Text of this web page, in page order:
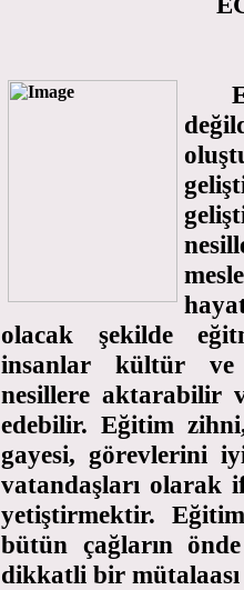
olacak şekilde
insanlar kültür ve
nesillere aktarabilir
edebilir. Eğitim
gayesi, görevlerini
vatandaşları olarak
yetiştirmektir.
bütün çağların
dikkatli bir mütalaası